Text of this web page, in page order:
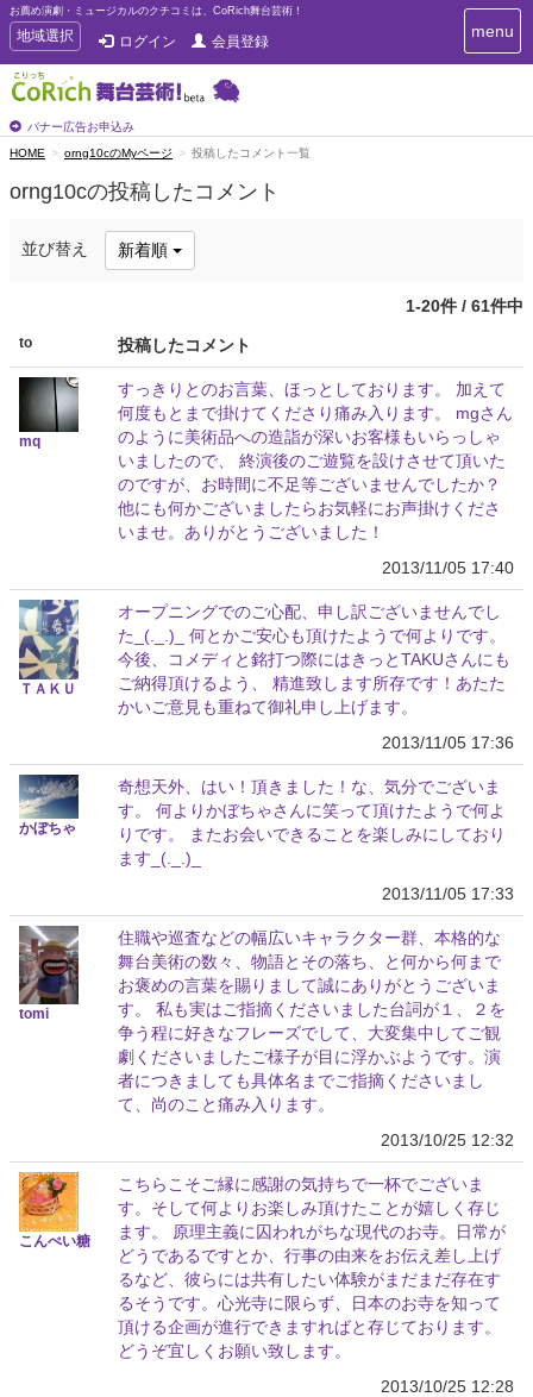
お薦め演劇・ミュージカルのクチコミは、CoRich舞台芸術！
T
o
g
g
e
n
v
a
n
地域選択 ログイン 会員登録
バナー広告お申込み
T
o
t
o
n
menu
HOME orng10cのMyページ 投稿したコメント一覧
orng10cの投稿したコメント
並び替え 新着順
1-20件 / 61件中
to 投稿したコメント
mq
すっきりとのお言葉、ほっとしております。 加えて
何度もとまで掛けてくださり痛み入ります。 mgさん
のように美術品への造詣が深いお客様もいらっしゃ
いましたので、 終演後のご遊覧を設けさせて頂いた
のですが、お時間に不足等ございませんでしたか？
他にも何かございましたらお気軽にお声掛けくださ
いませ。ありがとうございました！
2013/11/05 17:40
ＴＡＫＵ
オープニングでのご心配、申し訳ございませんでし
た_(._.)_ 何とかご安心も頂けたようで何よりです。
今後、コメディと銘打つ際にはきっとTAKUさんにも
ご納得頂けるよう、 精進致します所存です！あたた
かいご意見も重ねて御礼申し上げます。
2013/11/05 17:36
かぼちゃ
奇想天外、はい！頂きました！な、気分でございま
す。 何よりかぼちゃさんに笑って頂けたようで何よ
りです。 またお会いできることを楽しみにしており
ます_(._.)_
2013/11/05 17:33
tomi
住職や巡査などの幅広いキャラクター群、本格的な
舞台美術の数々、物語とその落ち、と何から何まで
お褒めの言葉を賜りまして誠にありがとうございま
す。 私も実はご指摘くださいました台詞が１、２を
争う程に好きなフレーズでして、大変集中してご観
劇くださいましたご様子が目に浮かぶようです。演
者につきましても具体名までご指摘くださいまし
て、尚のこと痛み入ります。
2013/10/25 12:32
こんぺい糖
こちらこそご縁に感謝の気持ちで一杯でございま
す。そして何よりお楽しみ頂けたことが嬉しく存じ
ます。 原理主義に囚われがちな現代のお寺。日常が
どうであるですとか、行事の由来をお伝え差し上げ
るなど、彼らには共有したい体験がまだまだ存在す
るそうです。心光寺に限らず、日本のお寺を知って
頂ける企画が進行できますればと存じております。
どうぞ宜しくお願い致します。
2013/10/25 12:28